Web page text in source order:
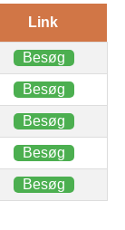
Link
Besøg
Besøg
Besøg
Besøg
Besøg